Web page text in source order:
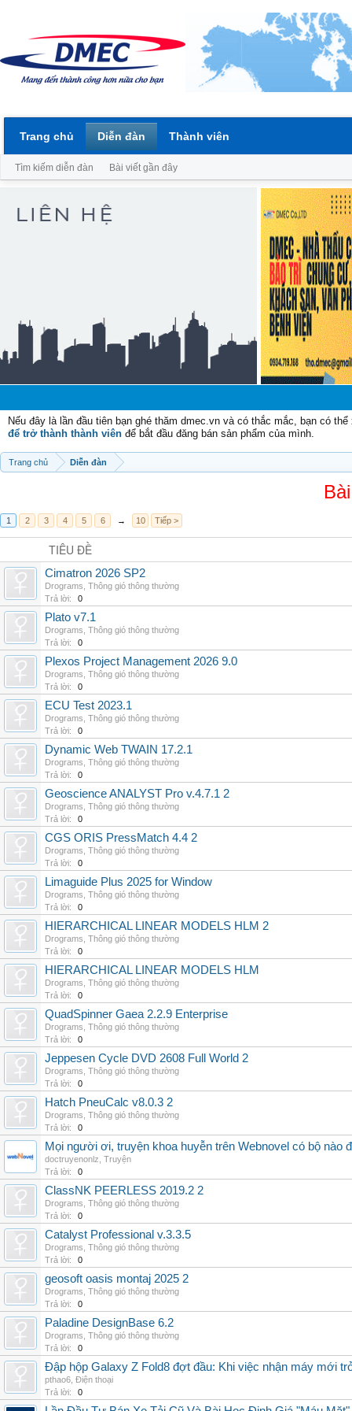
Nếu đây là lần đầu tiên bạn ghé thăm dmec.vn và có thắc mắc, bạn có
để trở thành thành viên để bắt đầu đăng bán sản phẩm của mình.
Trang chủ Diễn đàn
1 2 3 4 5 6 → 10 Tiếp >
TIÊU ĐỀ
Cimatron 2026 SP2
Drograms Thông gió thông thường
Trả lời:
0
Plato v7.1
Drograms Thông gió thông thường
Trả lời:
0
Plexos Project Management 2026 9.0
Drograms Thông gió thông thường
Trả lời:
0
ECU Test 2023.1
Drograms Thông gió thông thường
Trả lời:
0
Dynamic Web TWAIN 17.2.1
Drograms Thông gió thông thường
Trả lời:
0
Geoscience ANALYST Pro v.4.7.1 2
Drograms Thông gió thông thường
Trả lời:
0
CGS ORIS PressMatch 4.4 2
Drograms Thông gió thông thường
Trả lời:
0
Limaguide Plus 2025 for Window
Drograms Thông gió thông thường
Trả lời:
0
HIERARCHICAL LINEAR MODELS HLM 2
Drograms Thông gió thông thường
Trả lời:
0
HIERARCHICAL LINEAR MODELS HLM
Drograms Thông gió thông thường
Trả lời:
0
QuadSpinner Gaea 2.2.9 Enterprise
Drograms Thông gió thông thường
Trả lời:
0
Jeppesen Cycle DVD 2608 Full World 2
Drograms Thông gió thông thường
Trả lời:
0
Hatch PneuCalc v8.0.3 2
Drograms Thông gió thông thường
Trả lời:
0
Mọi người ơi, truyện khoa huyễn trên Webnovel có bộ nào
doctruyenonlz Truyện
Trả lời:
0
ClassNK PEERLESS 2019.2 2
Drograms Thông gió thông thường
Trả lời:
0
Catalyst Professional v.3.3.5
Drograms Thông gió thông thường
Trả lời:
0
geosoft oasis montaj 2025 2
Drograms Thông gió thông thường
Trả lời:
0
Paladine DesignBase 6.2
Drograms Thông gió thông thường
Trả lời:
0
Đập hộp Galaxy Z Fold8 đợt đầu: Khi việc nhận máy mới
pthao6 Điện thoại
Trả lời:
0
Trang chủ Diễn đàn
Tìm kiếm diễn đàn Bài viết gần đây
Thành viên